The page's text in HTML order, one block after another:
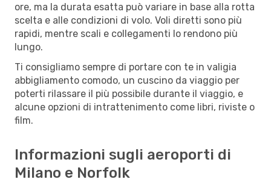
ore, ma la durata esatta può variare in base alla rotta
scelta e alle condizioni di volo. Voli diretti sono più
rapidi, mentre scali e collegamenti lo rendono più
lungo.
Ti consigliamo sempre di portare con te in valigia
abbigliamento comodo, un cuscino da viaggio per
poterti rilassare il più possibile durante il viaggio, e
alcune opzioni di intrattenimento come libri, riviste o
film.
Informazioni sugli aeroporti di
Milano e Norfolk